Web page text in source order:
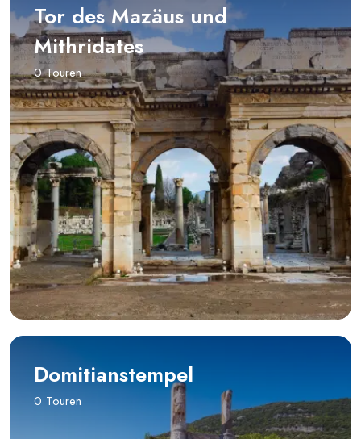
Tor des Mazäus und
Mithridates
0 Touren
Domitianstempel
0 Touren